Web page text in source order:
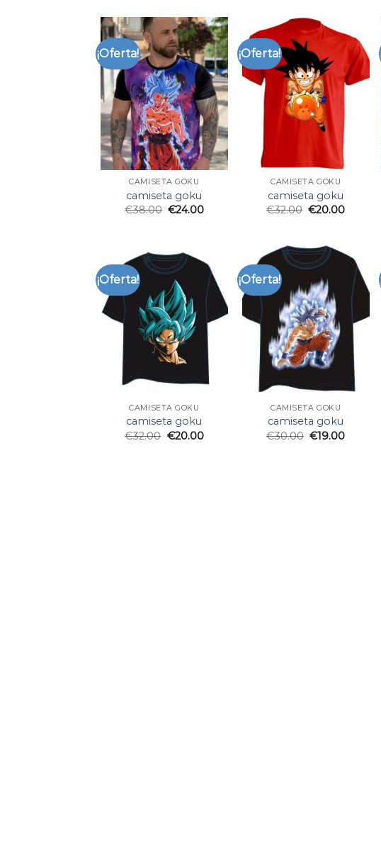
¡Oferta!
CAMISETA GOKU
camiseta goku
€38.00 €24.00
¡Oferta!
CAMISETA GOKU
camiseta goku
€32.00 €20.00
¡Oferta!
CAMISETA GOKU
camiseta goku
€32.00 €20.00
¡Oferta!
CAMISETA GOKU
camiseta goku
€30.00 €19.00